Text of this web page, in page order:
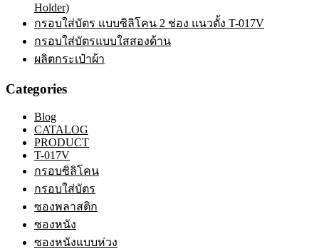
Holder)
กรอบใส่บัตร แบบซิลิโคน 2 ช่อง แนวตั้ง T-017V
กรอบใส่บัตรแบบใสสองด้าน
ผลิตกระเป๋าผ้า
Categories
Blog
CATALOG
PRODUCT
T-017V
กรอบซิลิโคน
กรอบใส่บัตร
ซองพลาสติก
ซองหนัง
ซองหนังแบบห่วง